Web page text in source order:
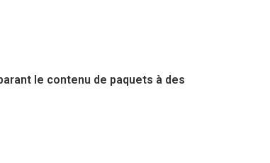
le contenu de paquets à des